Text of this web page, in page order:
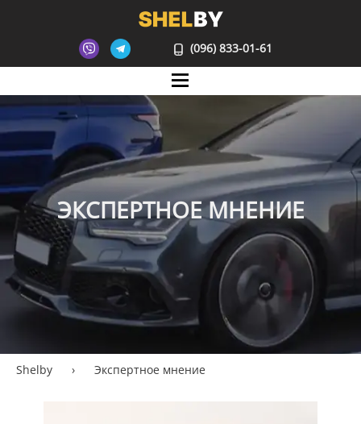
(096) 833-01-61
Mane
ЭКСПЕРТНОЕ МНЕНИЕ
Shelby › Экспертное мнение